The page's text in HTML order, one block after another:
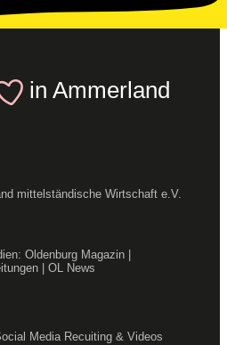
in Ammerland
mittelständische Wirtschaft e.V.
Oldenburg Magazin |
| OL News
Media Recuiting & Videos